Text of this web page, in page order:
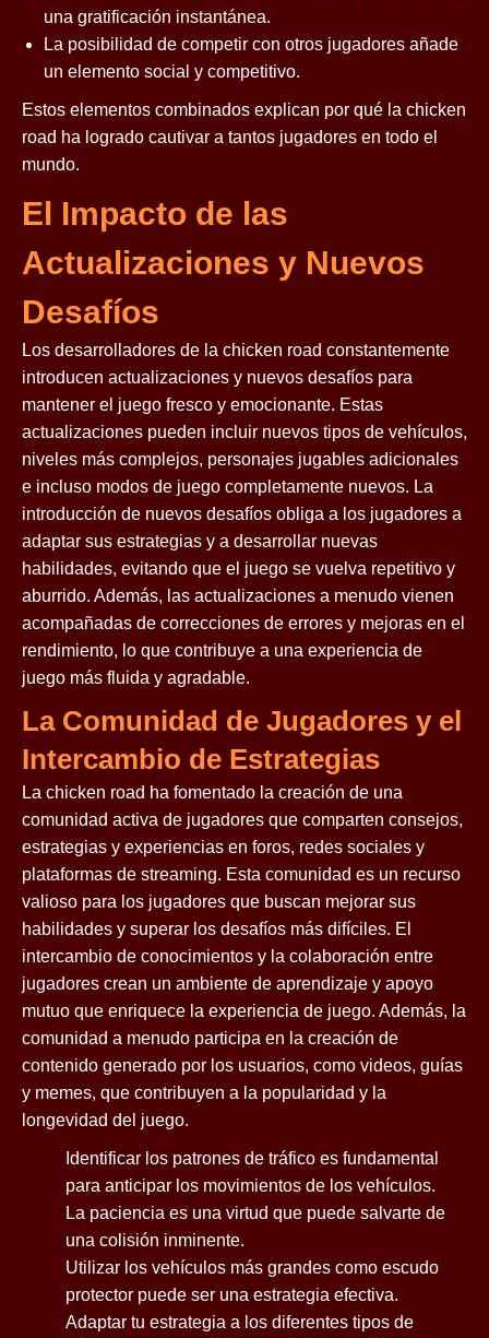
una gratificación instantánea.
La posibilidad de competir con otros jugadores añade
un elemento social y competitivo.
Estos elementos combinados explican por qué la chicken
road ha logrado cautivar a tantos jugadores en todo el
mundo.
El Impacto de las
Actualizaciones y Nuevos
Desafíos
Los desarrolladores de la chicken road constantemente
introducen actualizaciones y nuevos desafíos para
mantener el juego fresco y emocionante. Estas
actualizaciones pueden incluir nuevos tipos de vehículos,
niveles más complejos, personajes jugables adicionales
e incluso modos de juego completamente nuevos. La
introducción de nuevos desafíos obliga a los jugadores a
adaptar sus estrategias y a desarrollar nuevas
habilidades, evitando que el juego se vuelva repetitivo y
aburrido. Además, las actualizaciones a menudo vienen
acompañadas de correcciones de errores y mejoras en el
rendimiento, lo que contribuye a una experiencia de
juego más fluida y agradable.
La Comunidad de Jugadores y el
Intercambio de Estrategias
La chicken road ha fomentado la creación de una
comunidad activa de jugadores que comparten consejos,
estrategias y experiencias en foros, redes sociales y
plataformas de streaming. Esta comunidad es un recurso
valioso para los jugadores que buscan mejorar sus
habilidades y superar los desafíos más difíciles. El
intercambio de conocimientos y la colaboración entre
jugadores crean un ambiente de aprendizaje y apoyo
mutuo que enriquece la experiencia de juego. Además, la
comunidad a menudo participa en la creación de
contenido generado por los usuarios, como videos, guías
y memes, que contribuyen a la popularidad y la
longevidad del juego.
Identificar los patrones de tráfico es fundamental
para anticipar los movimientos de los vehículos.
La paciencia es una virtud que puede salvarte de
una colisión inminente.
Utilizar los vehículos más grandes como escudo
protector puede ser una estrategia efectiva.
Adaptar tu estrategia a los diferentes tipos de